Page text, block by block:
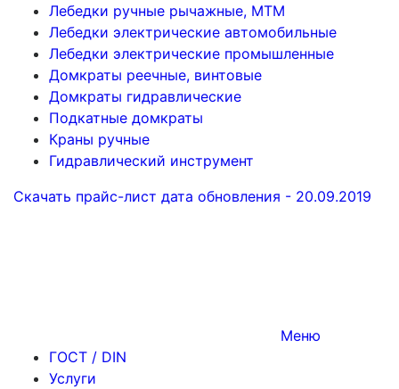
Лебедки ручные рычажные, МТМ
Лебедки электрические автомобильные
Лебедки электрические промышленные
Домкраты реечные, винтовые
Домкраты гидравлические
Подкатные домкраты
Краны ручные
Гидравлический инструмент
Скачать прайс-лист дата обновления - 20.09.2019
Меню
ГОСТ / DIN
Услуги